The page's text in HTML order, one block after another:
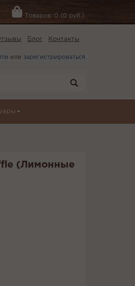
Товаров: 0 (0 руб.)
Блог Контакты
или зарегистрироваться
(Лимонные